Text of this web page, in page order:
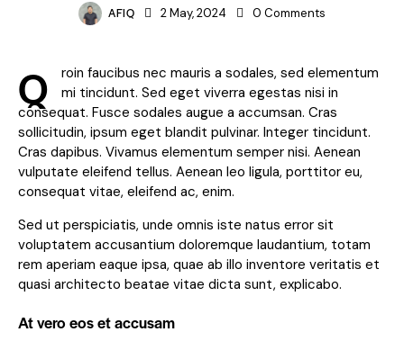
AFIQ 2 May, 2024 0 Comments
Q
roin faucibus nec mauris a sodales, sed elementum
mi tincidunt. Sed eget viverra egestas nisi in
consequat. Fusce sodales augue a accumsan. Cras
sollicitudin, ipsum eget blandit pulvinar. Integer tincidunt.
Cras dapibus. Vivamus elementum semper nisi. Aenean
vulputate eleifend tellus. Aenean leo ligula, porttitor eu,
consequat vitae, eleifend ac, enim.
Sed ut perspiciatis, unde omnis iste natus error sit
voluptatem accusantium doloremque laudantium, totam
rem aperiam eaque ipsa, quae ab illo inventore veritatis et
quasi architecto beatae vitae dicta sunt, explicabo.
At vero eos et accusam